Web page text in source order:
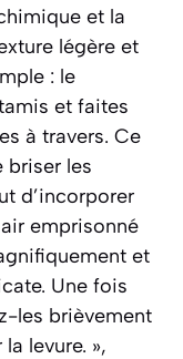
et la
légère et
: le
et faites
à travers. Ce
briser les
d’incorporer
emprisonné
et
Une fois
les brièvement
levure. »,